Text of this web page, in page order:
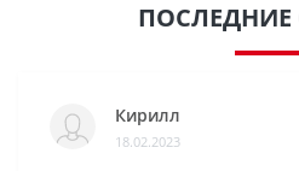
Кирилл
18.02.2023